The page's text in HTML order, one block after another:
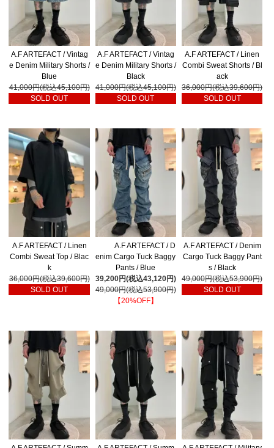
A.F ARTEFACT / Vintag
e Denim Military Shorts /
Blue
41,000円(税込45,100円)
SOLD OUT
A.F ARTEFACT / Vintag
e Denim Military Shorts /
Black
41,000円(税込45,100円)
SOLD OUT
A.F ARTEFACT / Linen
Combi Sweat Shorts / Bl
ack
36,000円(税込39,600円)
SOLD OUT
A.F ARTEFACT / Linen
Combi Sweat Top / Blac
k
36,000円(税込39,600円)
SOLD OUT
A.F ARTEFACT / D
enim Cargo Tuck Baggy
Pants / Blue
39,200円(税込43,120円)
49,000円(税込53,900円)
【20%OFF】
A.F ARTEFACT / Denim
Cargo Tuck Baggy Pant
s / Black
49,000円(税込53,900円)
SOLD OUT